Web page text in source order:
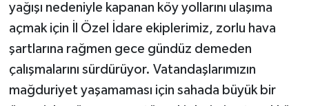
yağışı nedeniyle kapanan köy yollarını ulaşıma
açmak için İl Özel İdare ekiplerimiz, zorlu hava
şartlarına rağmen gece gündüz demeden
çalışmalarını sürdürüyor. Vatandaşlarımızın
mağduriyet yaşamaması için sahada büyük bir